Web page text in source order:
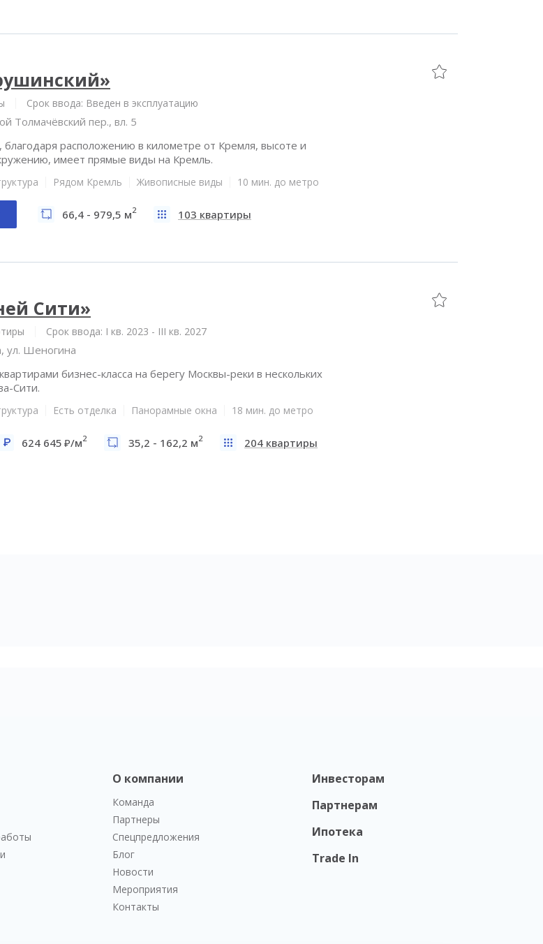
Срок ввода: Введен в эксплуатацию
Толмачёвский пер., вл. 5
благодаря расположению в километре от Кремля, высоте и
имеет прямые виды на Кремль.
Рядом Кремль Живописные виды 10 мин. до метро
66,4 - 979,5 м2 103 квартиры
Сити»
Срок ввода: I кв. 2023 - III кв. 2027
ул. Шеногина
бизнес-класса на берегу Москвы-реки в нескольких
Сити.
Есть отделка Панорамные окна 18 мин. до метро
624 645 /м2 35,2 - 162,2 м2 204 квартиры
О компании
Команда
Партнеры
Спецпредложения
Блог
Новости
Мероприятия
Контакты
Инвесторам
Партнерам
Ипотека
Trade In